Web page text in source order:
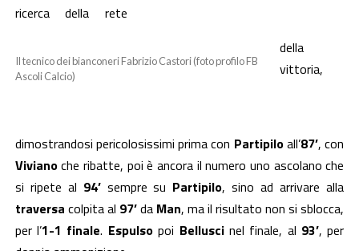
Il tecnico dei bianconeri Fabrizio Castori (foto profilo FB
Ascoli Calcio)
ricerca della rete
della
vittoria,
dimostrandosi pericolosissimi prima con Partipiloall’87’, con
Vivianoche ribatte, poi è ancora il numero uno ascolano che
si ripete al 94’sempre su Partipilo, sino ad arrivare alla
traversa colpita al 97’da Man, ma il risultato non si sblocca,
per l’1-1 finale. Espulsopoi Belluscinel finale, al 93’, per